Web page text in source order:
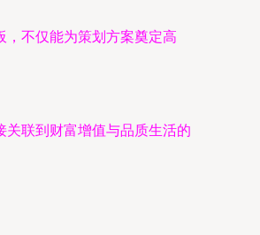
，不仅能为策划方案奠定高
关联到财富增值与品质生活的